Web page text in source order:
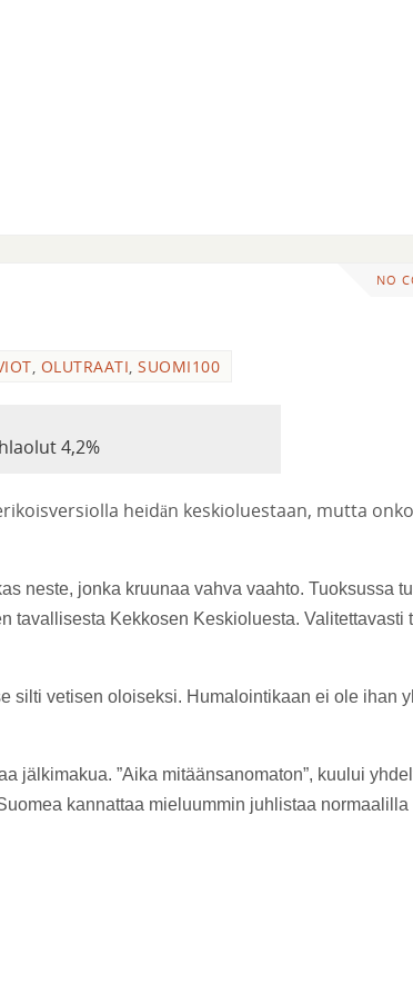
NO
, OLUTRAATI, SUOMI100
4,2%
heidän keskioluestaan, mutta
neste, jonka kruunaa vahva vaahto. Tuoksussa
tavallisesta Kekkosen Keskioluesta. Valitettavasti
silti vetisen oloiseksi. Humalointikaan ei ole ihan
jälkimakua. ”Aika mitäänsanomaton”, kuului
kannattaa mieluummin juhlistaa normaalilla